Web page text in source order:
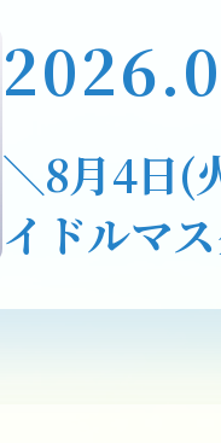
＼8月4日(
イドルマ
二弾 新規